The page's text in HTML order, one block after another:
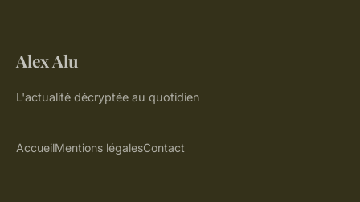
Alex Alu
L'actualité décryptée au quotidien
AccueilMentions légalesContact